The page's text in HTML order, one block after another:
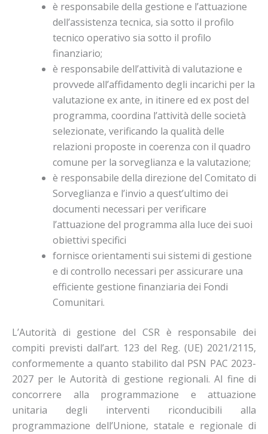
è responsabile della gestione e l’attuazione
dell’assistenza tecnica, sia sotto il profilo
tecnico operativo sia sotto il profilo
finanziario;
è responsabile dell’attività di valutazione e
provvede all’affidamento degli incarichi per la
valutazione ex ante, in itinere ed ex post del
programma, coordina l’attività delle società
selezionate, verificando la qualità delle
relazioni proposte in coerenza con il quadro
comune per la sorveglianza e la valutazione;
è responsabile della direzione del Comitato di
Sorveglianza e l’invio a quest’ultimo dei
documenti necessari per verificare
l’attuazione del programma alla luce dei suoi
obiettivi specifici
fornisce orientamenti sui sistemi di gestione
e di controllo necessari per assicurare una
efficiente gestione finanziaria dei Fondi
Comunitari.
L’Autorità di gestione del CSR è responsabile dei
compiti previsti dall’art. 123 del Reg. (UE) 2021/2115,
conformemente a quanto stabilito dal PSN PAC 2023-
2027 per le Autorità di gestione regionali. Al fine di
concorrere alla programmazione e attuazione
unitaria degli interventi riconducibili alla
programmazione dell’Unione, statale e regionale di